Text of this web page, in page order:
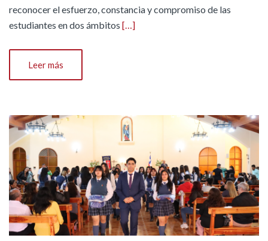
reconocer el esfuerzo, constancia y compromiso de las
estudiantes en dos ámbitos […]
Leer más